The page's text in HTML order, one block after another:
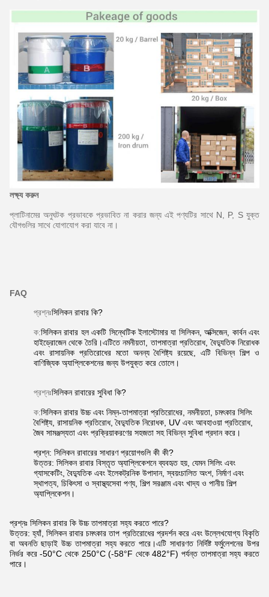
লক্ষ্য করুন
প্লাটিনামের অনুঘটক প্রভাবকে প্রভাবিত না করার জন্য এই পণ্যটির সাথে N, P, S যুক্ত
যৌগগুলির সাথে যোগাযোগ করা যাবে না।
FAQ
প্রশ্নঃসিলিকন রাবার কি?
ক:সিলিকন রাবার হল একটি সিন্থেটিক ইলাস্টোমার যা সিলিকন, অক্সিজেন, কার্বন এবং
হাইড্রোজেন থেকে তৈরি।এটিতে নমনীয়তা, তাপমাত্রা প্রতিরোধ, বৈদ্যুতিক নিরোধক
এবং রাসায়নিক প্রতিরোধের মতো অনন্য বৈশিষ্ট্য রয়েছে, এটি বিভিন্ন শিল্প ও
বাণিজ্যিক অ্যাপ্লিকেশনের জন্য উপযুক্ত করে তোলে।
প্রশ্নঃসিলিকন রাবারের সুবিধা কি?
ক:সিলিকন রাবার উচ্চ এবং নিম্ন-তাপমাত্রা প্রতিরোধের, নমনীয়তা, চমৎকার সিলিং
বৈশিষ্ট্য, রাসায়নিক প্রতিরোধ, বৈদ্যুতিক নিরোধক, UV এবং আবহাওয়া প্রতিরোধ,
জৈব সামঞ্জস্যতা এবং প্রক্রিয়াকরণের সহজতা সহ বিভিন্ন সুবিধা প্রদান করে।
প্রশ্ন: সিলিকন রাবারের সাধারণ প্রয়োগগুলি কী কী?
উত্তর: সিলিকন রাবার বিস্তৃত অ্যাপ্লিকেশনে ব্যবহৃত হয়, যেমন সিলিং এবং
গ্যাসকেটিং, বৈদ্যুতিক এবং ইলেকট্রনিক উপাদান, স্বয়ংচালিত অংশ, নির্মাণ এবং
স্থাপত্য, চিকিৎসা ও স্বাস্থ্যসেবা পণ্য, শিল্প সরঞ্জাম এবং খাদ্য ও পানীয় শিল্প
অ্যাপ্লিকেশন।
প্রশ্নঃ সিলিকন রাবার কি উচ্চ তাপমাত্রা সহ্য করতে পারে?
উত্তর: হ্যাঁ, সিলিকন রাবার চমৎকার তাপ প্রতিরোধের প্রদর্শন করে এবং উল্লেখযোগ্য বিকৃতি
বা অবনতি ছাড়াই উচ্চ তাপমাত্রা সহ্য করতে পারে।এটি সাধারণত নির্দিষ্ট ফর্মুলেশনের উপর
নির্ভর করে -50°C থেকে 250°C (-58°F থেকে 482°F) পর্যন্ত তাপমাত্রা সহ্য করতে
পারে।